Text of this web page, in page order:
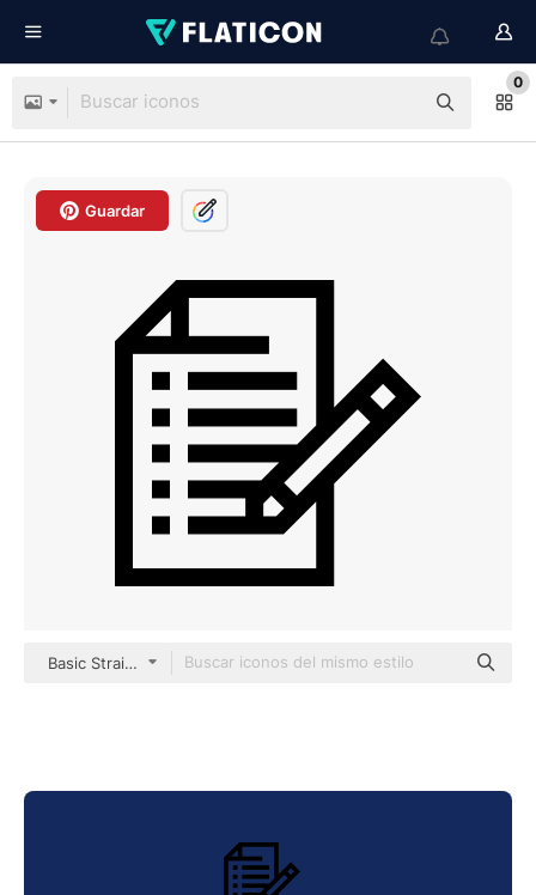
0
Guardar
Basic Straight Lineal